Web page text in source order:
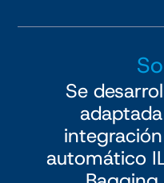
Se
automático